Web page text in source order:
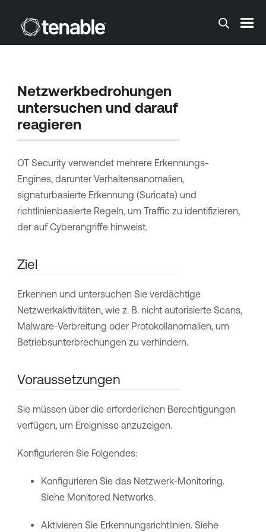
Zum Hauptinhalt springen
Netzwerkbedrohungen
untersuchen und darauf
reagieren
OT Securityverwendet mehrere Erkennungs-
Engines, darunter Verhaltensanomalien,
signaturbasierte Erkennung (Suricata) und
richtlinienbasierte Regeln, um Traffic zu identifizieren,
der auf Cyberangriffe hinweist.
Ziel
Erkennen und untersuchen Sie verdächtige
Netzwerkaktivitäten, wie z. B. nicht autorisierte Scans,
Malware-Verbreitung oder Protokollanomalien, um
Betriebsunterbrechungen zu verhindern.
Voraussetzungen
Sie müssen über die erforderlichen Berechtigungen
verfügen, um Ereignisse anzuzeigen.
Konfigurieren Sie Folgendes:
Konfigurieren Sie das Netzwerk-Monitoring.
Siehe Monitored Networks.
Aktivieren Sie Erkennungsrichtlinien. Siehe